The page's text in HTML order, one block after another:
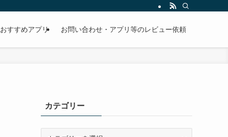
おすすめアプリ お問い合わせ・アプリ等のレビュー依頼
カテゴリー